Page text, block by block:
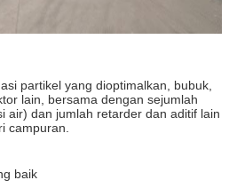
partikel yang dioptimalkan, bubuk,
lain, bersama dengan sejumlah
air) dan jumlah retarder dan aditif lain
campuran.
baik